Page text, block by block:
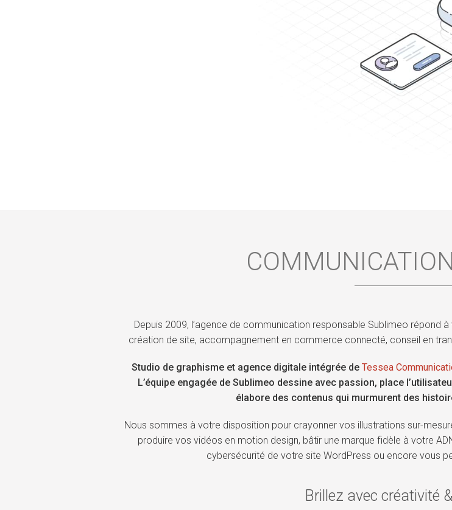
Depuis 2009, l’agence de communication responsable Sublimeo répond
création de site, accompagnement en commerce connecté, conseil en
Studio de graphisme et agence digitale intégrée de Tessea
L’équipe engagée de Sublimeo dessine avec passion, place
élabore des contenus qui murmurent des
Nous sommes à votre disposition pour crayonner vos illustrations sur-
produire vos vidéos en motion design, bâtir une marque fidèle à votre
cybersécurité de votre site WordPress ou encore vous
Brillez avec créativité